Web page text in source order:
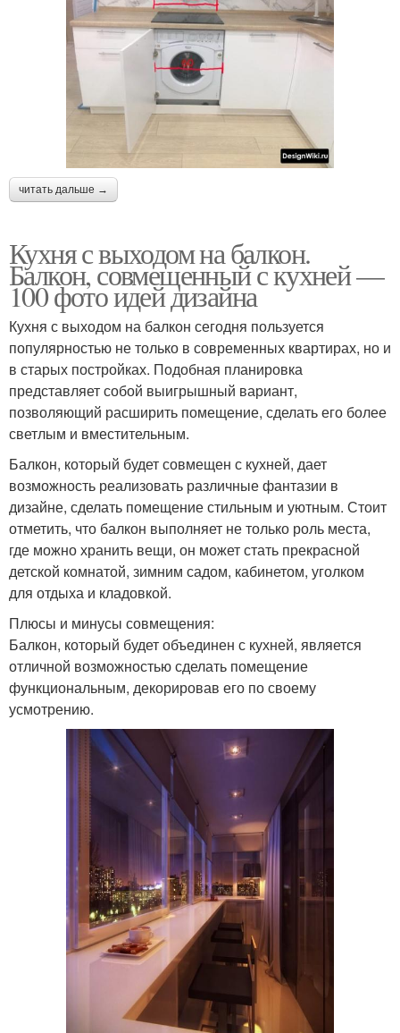
читать дальше →
Кухня с выходом на балкон.
Балкон, совмещенный с кухней —
100 фото идей дизайна
Кухня с выходом на балкон сегодня пользуется
популярностью не только в современных квартирах, но и
в старых постройках. Подобная планировка
представляет собой выигрышный вариант,
позволяющий расширить помещение, сделать его более
светлым и вместительным.
Балкон, который будет совмещен с кухней, дает
возможность реализовать различные фантазии в
дизайне, сделать помещение стильным и уютным. Стоит
отметить, что балкон выполняет не только роль места,
где можно хранить вещи, он может стать прекрасной
детской комнатой, зимним садом, кабинетом, уголком
для отдыха и кладовкой.
Плюсы и минусы совмещения:
Балкон, который будет объединен с кухней, является
отличной возможностью сделать помещение
функциональным, декорировав его по своему
усмотрению.